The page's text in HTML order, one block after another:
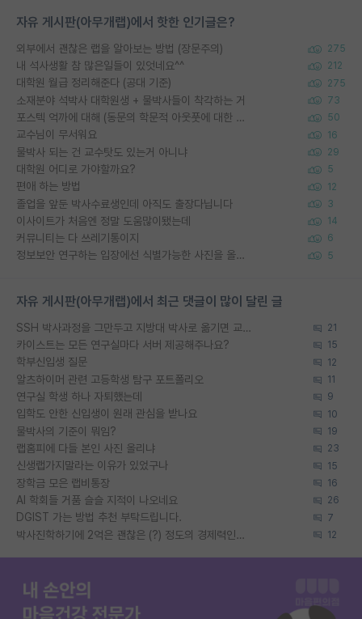
자유 게시판(아무개랩)에서 핫한 인기글은?
외부에서 괜찮은 랩을 알아보는 방법 (장문주의) 275
내 석사생활 참 많은일들이 있엇네요^^ 212
대학원 월급 정리해준다 (공대 기준) 275
소재분야 석박사 대학원생 + 물박사들이 착각하는 거 73
포스텍 억까에 대해 (동문의 학문적 아웃풋에 대한 반박) 50
교수님이 무서워요 16
물박사 되는 건 교수탓도 있는거 아니냐 29
대학원 어디로 가야할까요? 5
편애 하는 방법 12
졸업을 앞둔 박사수료생인데 아직도 출장다닙니다 3
이사이트가 처음엔 정말 도움많이됐는데 14
커뮤니티는 다 쓰레기통이지 6
정보보안 연구하는 입장에선 식별가능한 사진을 올리는건 비추이긴함 5
자유 게시판(아무개랩)에서 최근 댓글이 많이 달린 글
SSH 박사과정을 그만두고 지방대 박사로 옮기면 교수의 꿈은 끝일까요? 21
카이스트는 모든 연구실마다 서버 제공해주나요? 15
학부신입생 질문 12
알츠하이머 관련 고등학생 탐구 포트폴리오 11
연구실 학생 하나 자퇴했는데 9
입학도 안한 신입생이 원래 관심을 받나요 10
물박사의 기준이 뭐임? 19
랩홈피에 다들 본인 사진 올리냐 23
신생랩가지말라는 이유가 있었구나 15
장학금 모은 랩비통장 16
AI 학회들 거품 슬슬 지적이 나오네요 26
DGIST 가는 방법 추천 부탁드립니다. 7
박사진학하기에 2억은 괜찮은 (?) 정도의 경제력인가요 12